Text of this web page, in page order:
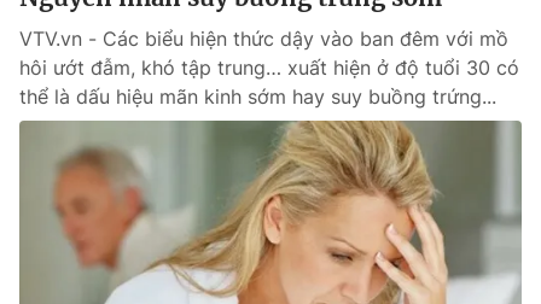
VTV.vn - Các biểu hiện thức dậy vào ban đêm với mồ
hôi ướt đẫm, khó tập trung… xuất hiện ở độ tuổi 30 có
thể là dấu hiệu mãn kinh sớm hay suy buồng trứng...